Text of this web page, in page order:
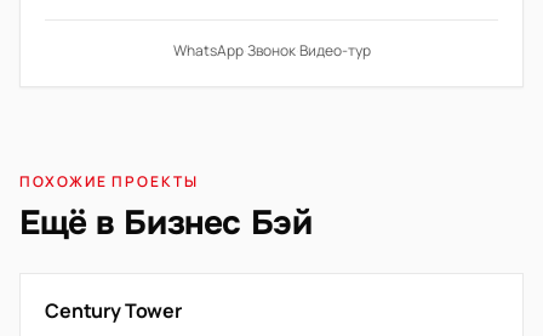
WhatsApp·Звонок·Видео-тур
ПОХОЖИЕ ПРОЕКТЫ
Ещё в Бизнес Бэй
Century Tower